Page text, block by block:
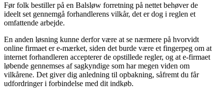
Før folk bestiller på en Balsløw forretning på nettet behøver de
ideelt set gennemgå forhandlerens vilkår, det er dog i reglen et
omfattende arbejde.
En anden løsning kunne derfor være at se nærmere på hvorvidt
online firmaet er e-mærket, siden det burde være et fingerpeg om at
internet forhandleren accepterer de opstillede regler, og at e-firmaet
løbende gennemses af sagkyndige som har megen viden om
vilkårene. Det giver dig anledning til opbakning, såfremt du får
udfordringer i forbindelse med dit indkøb.